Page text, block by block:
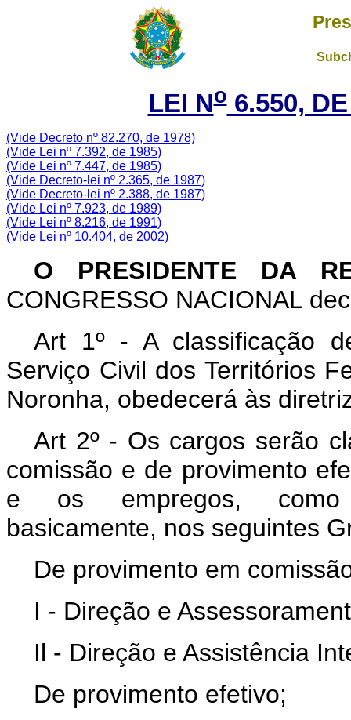
LEI No6.550,
(Vide Decreto nº 82.270, de 1978)
(Vide Lei nº 7.392, de 1985)
(Vide Lei nº 7.447, de 1985)
(Vide Decreto-lei nº 2.365, de 1987)
(Vide Decreto-lei nº 2.388, de 1987)
(Vide Lei nº 7.923, de 1989)
(Vide Lei nº 8.216, de 1991)
(Vide Lei nº 10.404, de 2002)
O PRESIDENTE DA
CONGRESSO NACIONAL
Art 1º - A classificação
Serviço Civil dos Territórios
Noronha, obedecerá às
Art 2º - Os cargos serão
comissão e de provimento
e os empregos, como
basicamente, nos seguintes
De provimento em
I - Direção e
Il - Direção e Assistência
De provimento efetivo;